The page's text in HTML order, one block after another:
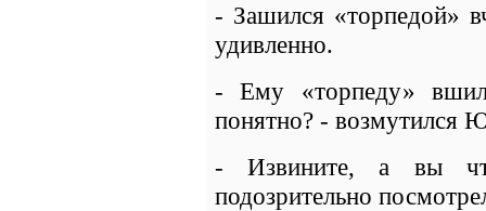
- Зашился «торпедой»
удивленно.
- Ему «торпеду»
понятно? - возмутился
- Извините, а вы
подозрительно